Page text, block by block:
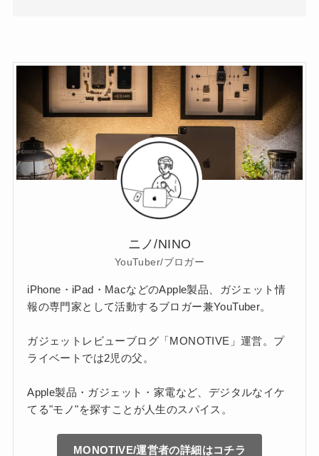
ニノ/NINO
YouTuber/ブロガー
iPhone・iPad・MacなどのApple製品、ガジェット情
報の専門家として活動するブロガー兼YouTuber。
ガジェットレビューブログ「MONOTIVE」運営。プ
ライベートでは2児の父。
Apple製品・ガジェット・家電など、デジタルなイケ
てる"モノ"を探すことが人生のスパイス。
MONOTIVE/運営者の詳細はコチラ